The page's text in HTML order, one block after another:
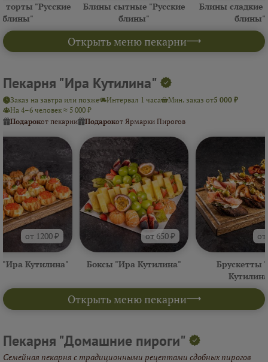
Открыть меню пекарни
торты "Русские
блины"
Блины сытные "Русские
блины"
Блины сладкие
блины"
Пекарня "Ира Кутилина"
Открыть меню пекарни
Заказ на завтра или позже Интервал 1 часа Мин. заказ от5 000 ₽
На 4–6 человек ≈ 5 000 ₽
Подарокот пекарни Подарокот Ярмарки Пирогов
от 1200 ₽
"Ира Кутилина"
от 650 ₽
Боксы "Ира Кутилина"
Брускетты
Пекарня "Домашние пироги"
Семейная пекарня с традиционными рецептами сдобных пирогов